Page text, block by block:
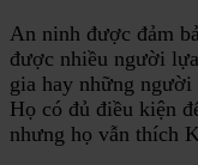
An ninh được đảm
được nhiều người
gia hay những
Họ có đủ điều kiện
nhưng họ vẫn thích